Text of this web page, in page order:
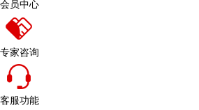
会员中心
专家咨询
客服功能